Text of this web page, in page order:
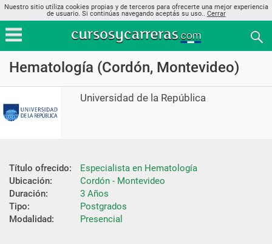
Nuestro sitio utiliza cookies propias y de terceros para ofrecerte una mejor experiencia
de usuario. Si continúas navegando aceptás su uso.. Cerrar
Hematología (Cordón, Montevideo)
Universidad de la República
Título ofrecido:
Especialista en Hematología
Ubicación:
Cordón - Montevideo
Duración:
3 Años
Tipo:
Postgrados
Modalidad:
Presencial